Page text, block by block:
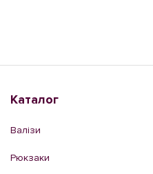
Каталог
Валізи
Рюкзаки